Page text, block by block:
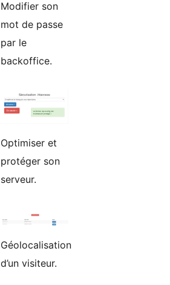
Modifier son
mot de passe
par le
backoffice.
Optimiser et
protéger son
serveur.
Géolocalisation
d’un visiteur.